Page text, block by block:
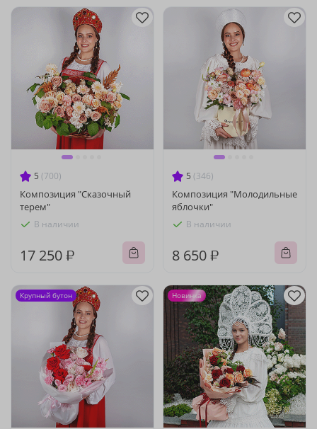
5 (700)
Композиция "Сказочный
терем"
В наличии
17 250 ₽
5 (346)
Композиция "Молодильные
яблочки"
В наличии
8 650 ₽
Крупный бутон Новинка